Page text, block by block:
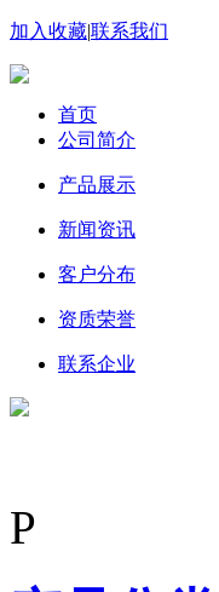
加入收藏|联系我们
首页
公司简介
产品展示
新闻资讯
客户分布
资质荣誉
联系企业
P